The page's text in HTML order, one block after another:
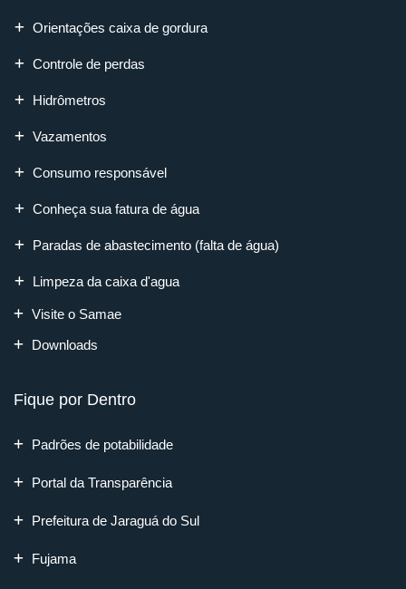
Orientações caixa de gordura
Controle de perdas
Hidrômetros
Vazamentos
Consumo responsável
Conheça sua fatura de água
Paradas de abastecimento (falta de água)
Limpeza da caixa d'agua
Visite o Samae
Downloads
Fique por Dentro
Padrões de potabilidade
Portal da Transparência
Prefeitura de Jaraguá do Sul
Fujama